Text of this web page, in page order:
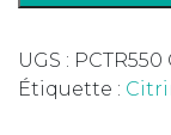
UGS : PCTR550
Étiquette :